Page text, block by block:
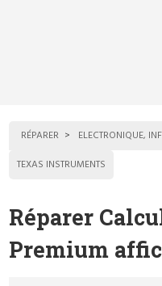
RÉPARER ELECTRONIQUE,
TEXAS INSTRUMENTS
Réparer
Premium